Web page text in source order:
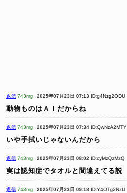
返信 743mg 2025年07月23日 07:13 ID:g4Nzg2ODU
動物ものはＡＩだからね
返信 743mg 2025年07月23日 07:34 ID:QwNzA2MTY
いや手拭いじゃないんだから
返信 743mg 2025年07月23日 08:02 ID:cyMzQzMzQ
実は認知症でタオルと間違えてる説
返信 743mg 2025年07月23日 09:18 ID:Y4OTg2NzU